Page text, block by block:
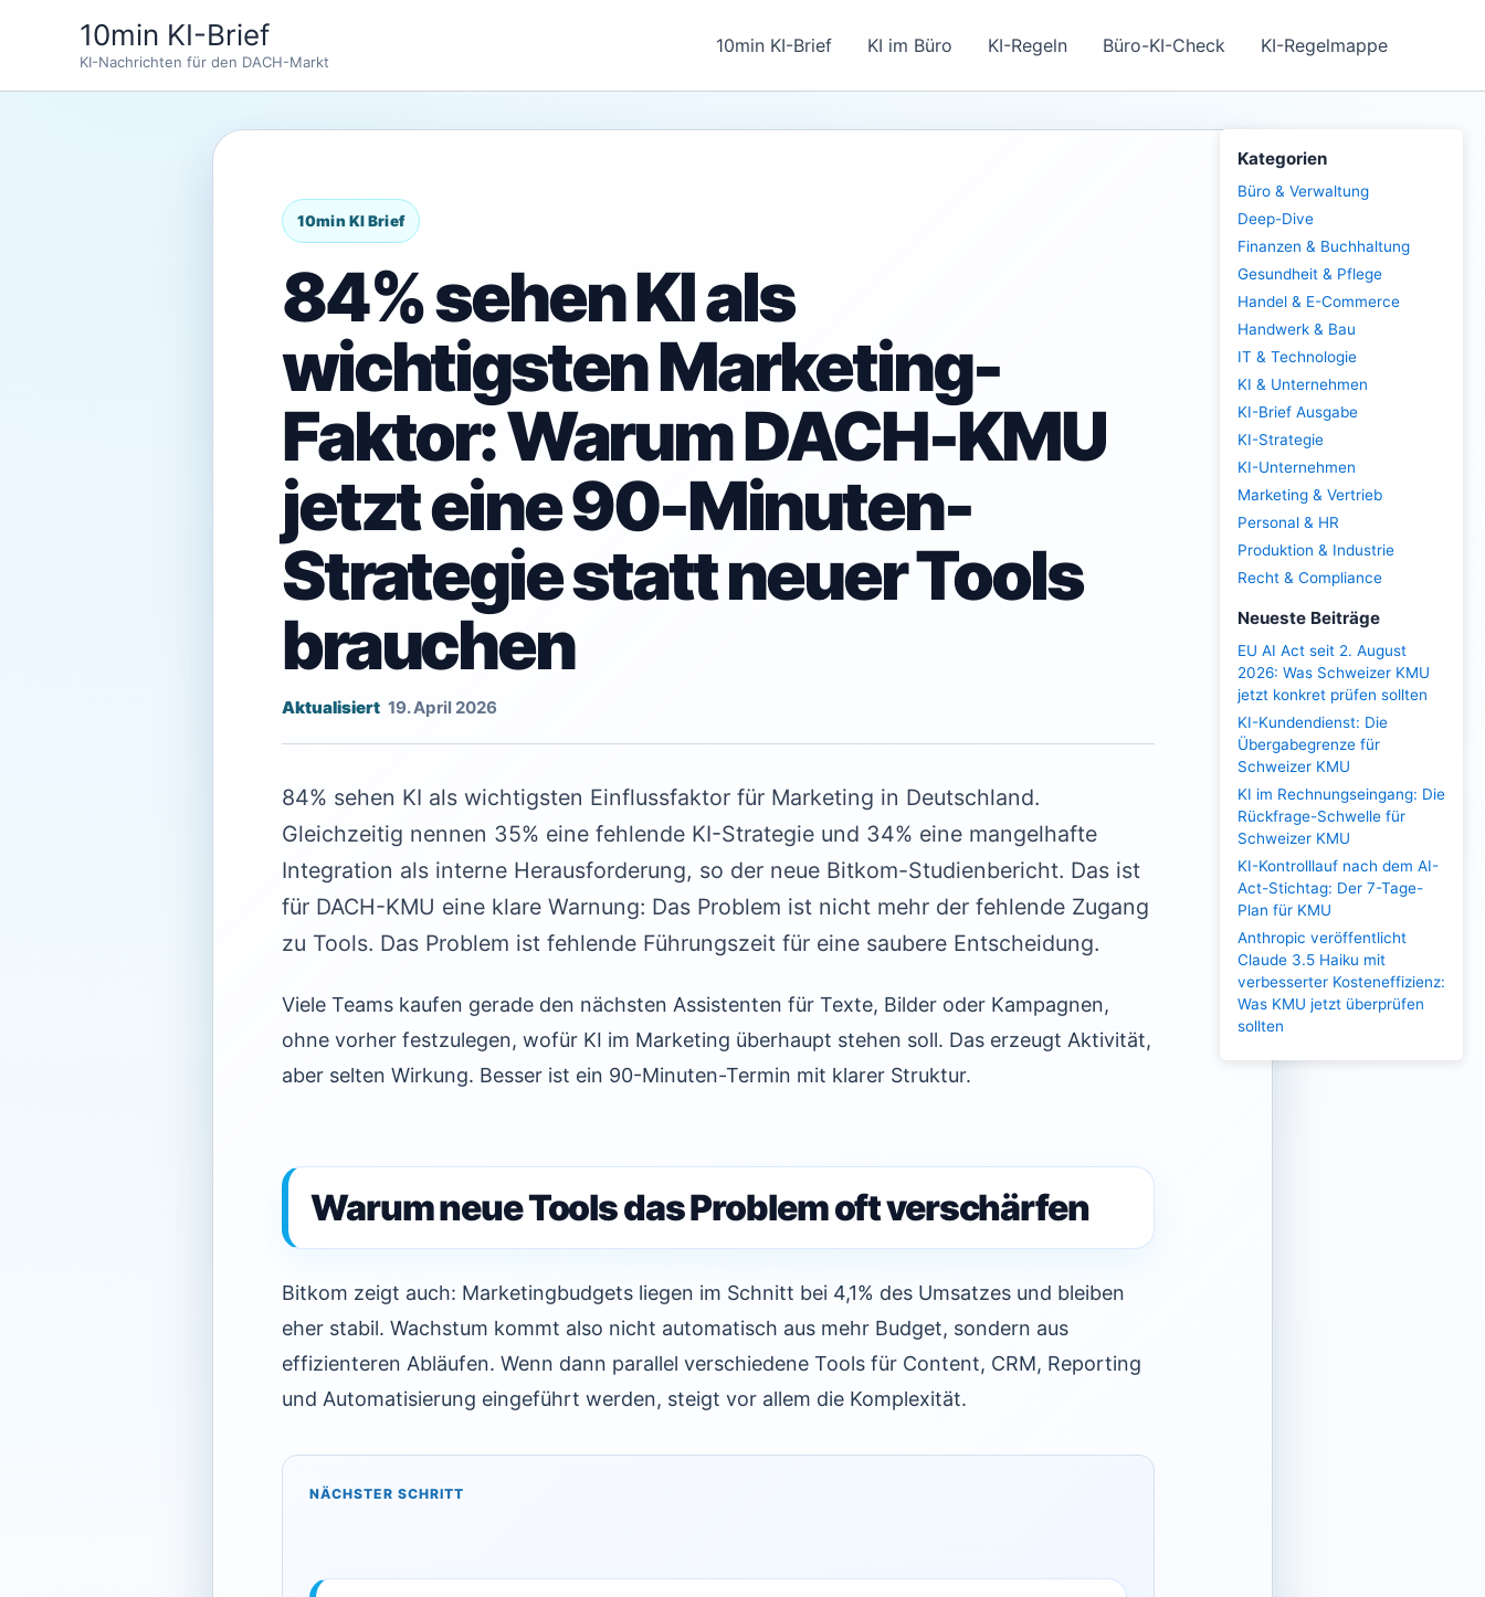
10min KI-Brief
KI-Nachrichten für den DACH-Markt
10min KI-Brief KI im Büro KI-Regeln Büro-KI-Check KI-Regelmappe
84% sehen KI als
wichtigsten Marketing-
Faktor: Warum DACH-KMU
jetzt eine 90-Minuten-
Strategie statt neuer Tools
brauchen
19. April 2026
84% sehen KI als wichtigsten Einflussfaktor für Marketing in Deutschland.
Gleichzeitig nennen 35% eine fehlende KI-Strategie und 34% eine mangelhafte
Integration als interne Herausforderung, so der neue Bitkom-Studienbericht. Das ist
für DACH-KMU eine klare Warnung: Das Problem ist nicht mehr der fehlende Zugang
zu Tools. Das Problem ist fehlende Führungszeit für eine saubere Entscheidung.
Viele Teams kaufen gerade den nächsten Assistenten für Texte, Bilder oder Kampagnen,
ohne vorher festzulegen, wofür KI im Marketing überhaupt stehen soll. Das erzeugt Aktivität,
aber selten Wirkung. Besser ist ein 90-Minuten-Termin mit klarer Struktur.
Warum neue Tools das Problem oft verschärfen
Bitkom zeigt auch: Marketingbudgets liegen im Schnitt bei 4,1% des Umsatzes und bleiben
eher stabil. Wachstum kommt also nicht automatisch aus mehr Budget, sondern aus
effizienteren Abläufen. Wenn dann parallel verschiedene Tools für Content, CRM, Reporting
und Automatisierung eingeführt werden, steigt vor allem die Komplexität.
NÄCHSTER SCHRITT
Kategorien
Büro & Verwaltung
Deep-Dive
Finanzen & Buchhaltung
Gesundheit & Pflege
Handel & E-Commerce
Handwerk & Bau
IT & Technologie
KI & Unternehmen
KI-Brief Ausgabe
KI-Strategie
KI-Unternehmen
Marketing & Vertrieb
Personal & HR
Produktion & Industrie
Recht & Compliance
Neueste Beiträge
EU AI Act seit 2. August
2026: Was Schweizer KMU
jetzt konkret prüfen sollten
KI-Kundendienst: Die
Übergabegrenze für
Schweizer KMU
KI im Rechnungseingang: Die
Rückfrage-Schwelle für
Schweizer KMU
KI-Kontrolllauf nach dem AI-
Act-Stichtag: Der 7-Tage-
Plan für KMU
Anthropic veröffentlicht
Claude 3.5 Haiku mit
verbesserter Kosteneffizienz:
Was KMU jetzt überprüfen
sollten